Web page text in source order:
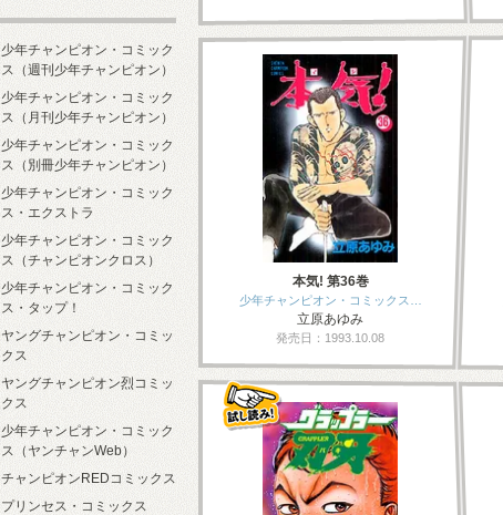
本気! 第36巻
少年チャンピオン・コミックス…
立原あゆみ
発売日：1993.10.08
少年チャンピオン・コミック
ス（週刊少年チャンピオン）
少年チャンピオン・コミック
ス（月刊少年チャンピオン）
少年チャンピオン・コミック
ス（別冊少年チャンピオン）
少年チャンピオン・コミック
ス・エクストラ
少年チャンピオン・コミック
ス（チャンピオンクロス）
少年チャンピオン・コミック
ス・タップ！
ヤングチャンピオン・コミッ
クス
ヤングチャンピオン烈コミッ
クス
少年チャンピオン・コミック
ス（ヤンチャンWeb）
チャンピオンREDコミックス
プリンセス・コミックス